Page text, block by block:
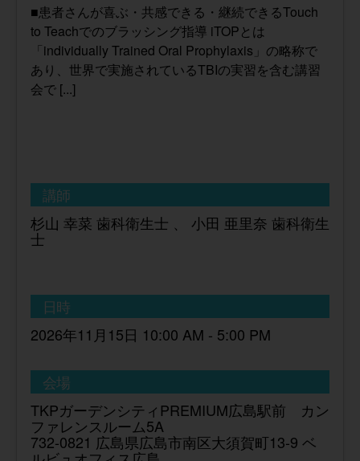
■患者さんが喜ぶ・共感できる・継続できるTouch
to Teachでのブラッシング指導 iTOPとは
「individually Trained Oral Prophylaxis」の略称で
あり、世界で実施されているTBIの実習を含む講習
会で [...]
講師
杉山 幸菜 歯科衛生士 、 小田 亜里奈 歯科衛生
士
日時
2026年11月15日 10:00 AM - 5:00 PM
会場
TKPガーデンシティPREMIUM広島駅前 カン
ファレンスルーム5A
732-0821 広島県広島市南区大須賀町13-9 ベ